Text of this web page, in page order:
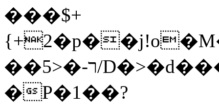
���$+
��ר-�<5/D�>�d�����1!u8JP�@TE�
�P�1��?